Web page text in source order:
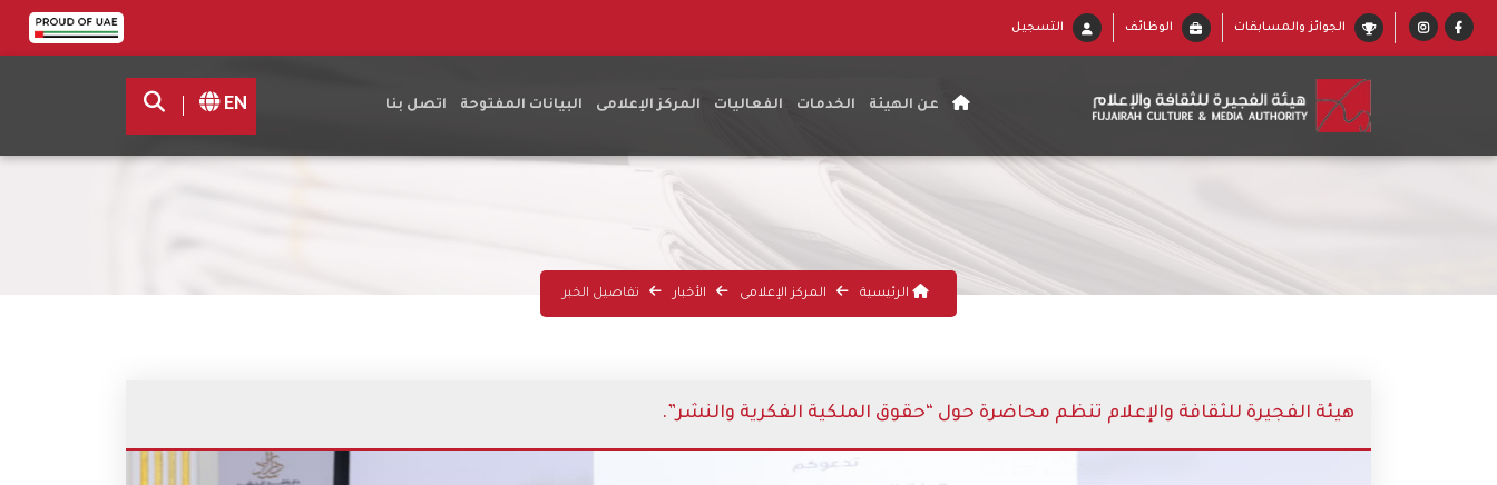
الجوائز والمسابقات الوظائف التسجيل
عن الهيئة الخدمات الفعاليات المركز الإعلامى البيانات المفتوحة اتصل بنا EN
الرئيسية المركز الإعلامى الأخبار تفاصيل الخبر
هيئة الفجيرة للثقافة والإعلام تنظم محاضرة حول “حقوق الملكية الفكرية والنشر”.